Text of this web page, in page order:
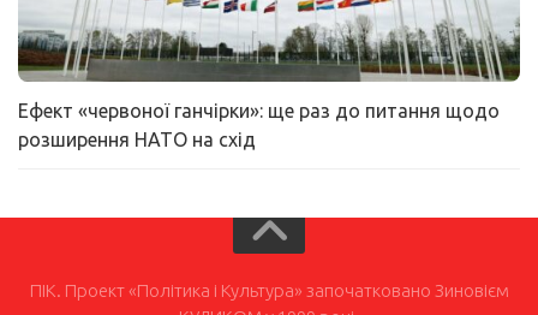
Ефект «червоної ганчірки»: ще раз до питання щодо
розширення НАТО на схід
ПІК. Проект «Політика і Культура» започатковано Зиновієм